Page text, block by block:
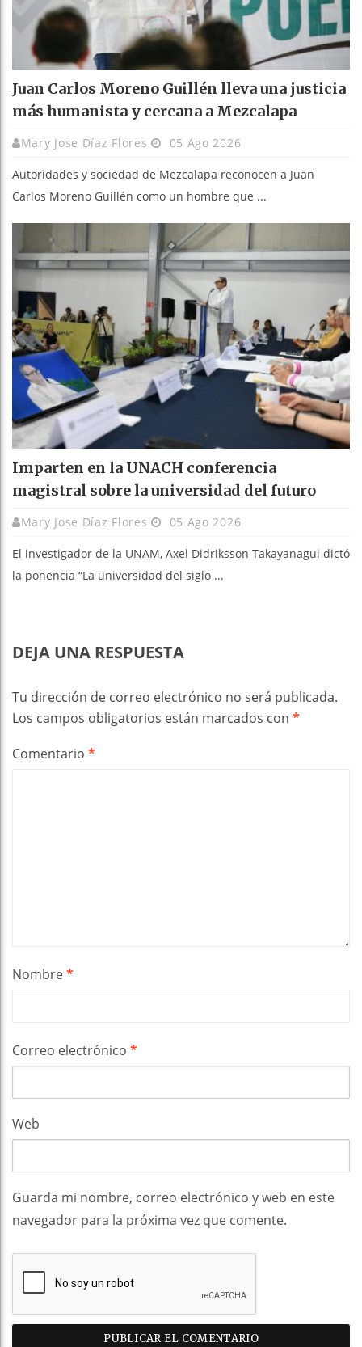
Juan Carlos Moreno Guillén lleva una justicia
más humanista y cercana a Mezcalapa
Mary Jose Díaz Flores 05 Ago 2026
Autoridades y sociedad de Mezcalapa reconocen a Juan
Carlos Moreno Guillén como un hombre que ...
Imparten en la UNACH conferencia
magistral sobre la universidad del futuro
Mary Jose Díaz Flores 05 Ago 2026
El investigador de la UNAM, Axel Didriksson Takayanagui dictó
la ponencia “La universidad del siglo ...
DEJA UNA RESPUESTA
Tu dirección de correo electrónico no será publicada.
Los campos obligatorios están marcados con *
Comentario *
Nombre*
Correo electrónico *
Web
Guarda mi nombre, correo electrónico y web en este
navegador para la próxima vez que comente.